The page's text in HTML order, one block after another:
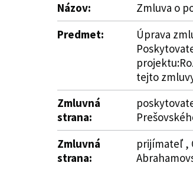
Názov:
Zmluva o
Predmet:
Úprava
tejto
Zmluvná
strana:
Zmluvná
strana:
prijímateľ ,